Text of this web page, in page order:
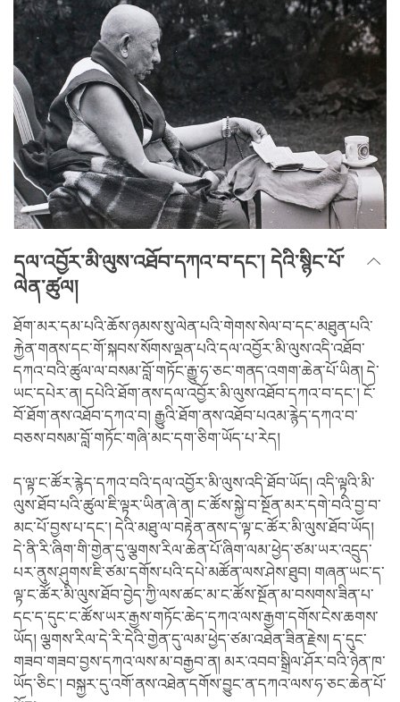
དལ་འབྱོར་མི་ལུས་འཐོབ་དཀའ་བ་དང་། དེའི་སྙིང་པོ་
ལེན་ཚུལ།
ཐོག་མར་དམ་པའི་ཆོས་ཉམས་སུ་ལེན་པའི་གེགས་སེལ་བ་དང་མཐུན་པའི་
རྐྱེན་གནས་དང་གོ་སྐབས་སོགས་ལྡན་པའི་དལ་འབྱོར་མི་ལུས་འདི་འཐོབ་
དཀའ་བའི་ཚུལ་ལ་བསམ་བློ་གཏོང་རྒྱུ་ཧ་ཅང་གནད་འགག་ཆེན་པོ་ཡིན། དེ་
ཡང་དཔེར་ན། དཔེའི་ཐོག་ནས་དལ་འབྱོར་མི་ལུས་འཐོབ་དཀའ་བ་དང་། ངོ་
བོ་ཐོག་ནས་འཐོབ་དཀའ་བ། རྒྱུའི་ཐོག་ནས་འཐོབ་པའམ་རྙེད་དཀའ་བ་
བཅས་བསམ་བློ་གཏོང་གཞི་མང་དག་ཅིག་ཡོད་པ་རེད།
ད་ལྟ་ང་ཚོར་རྙེད་དཀའ་བའི་དལ་འབྱོར་མི་ལུས་འདི་ཐོབ་ཡོད། འདི་ལྟའི་མི་
ལུས་ཐོབ་པའི་ཚུལ་ཇི་ལྟར་ཡིན་ཞེ་ན། ང་ཚོས་སྐྱེ་བ་སྔོན་མར་དགེ་བའི་བྱ་བ་
མང་པོ་བྱས་པ་དང་། དེའི་མཐུ་ལ་བརྟེན་ནས་ད་ལྟ་ང་ཚོར་མི་ལུས་ཐོབ་ཡོད།
དེ་ནི་རི་ཞིག་གི་གྱེན་དུ་ལྕགས་རིལ་ཆེན་པོ་ཞིག་ལམ་ཕྱེད་ཙམ་ཡར་འདྲུད་
པར་ནུས་ཤུགས་ཇི་ཙམ་དགོས་པའི་དཔེ་མཚོན་ལས་ཤེས་ཐུབ། གཞན་ཡང་ད་
ལྟ་ང་ཚོར་མི་ལུས་ཐོབ་བྱེད་ཀྱི་ལས་ཚང་མ་ང་ཚོས་སྔོན་མ་བསགས་ཟིན་པ་
དང་ད་དུང་ང་ཚོས་ཡར་རྒྱས་གཏོང་ཆེད་དཀའ་ལས་རྒྱག་དགོས་ངེས་ཆགས་
ཡོད། ལྕགས་རིལ་དེ་རི་དེའི་གྱེན་དུ་ལམ་ཕྱེད་ཙམ་འཐེན་ཟིན་རྗེས། ད་དུང་
གཟབ་གཟབ་བྱས་དཀའ་ལས་མ་བརྒྱབ་ན། མར་འབབ་སྒྲིལ་ཤོར་བའི་ཉེན་ཁ་
ཡོད་ཅིང་། བསྐྱར་དུ་འགོ་ནས་འཐེན་དགོས་བྱུང་ན་དཀའ་ལས་ཧ་ཅང་ཆེན་པོ་